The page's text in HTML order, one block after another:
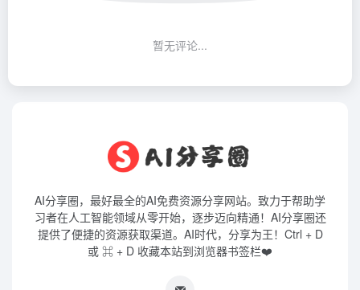
暂无评论...
AI分享圈，最好最全的AI免费资源分享网站。致力于帮助学
习者在人工智能领域从零开始，逐步迈向精通！AI分享圈还
提供了便捷的资源获取渠道。AI时代，分享为王！Ctrl + D
或 ⌘ + D 收藏本站到浏览器书签栏❤️